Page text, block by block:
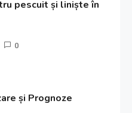
pescuit și liniște în
0
și Prognoze